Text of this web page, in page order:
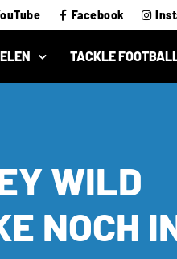
Facebook
TACKLE
WILD
NOCH